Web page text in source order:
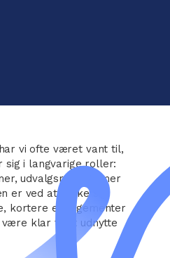
vi ofte været vant til,
sig i langvarige roller:
udvalgsmedlemmer
er ved at rykke sig:
kortere engagementer
klar til at udnytte